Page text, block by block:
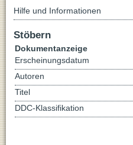
Hilfe und Informationen
Stöbern
Dokumentanzeige
Erscheinungsdatum
Autoren
Titel
DDC-Klassifikation